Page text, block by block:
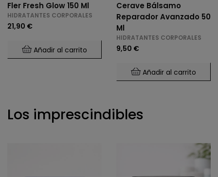
Fler Fresh Glow 150 Ml
HIDRATANTES CORPORALES
21,90 €
Añadir al carrito
Cerave Bálsamo
Reparador Avanzado 50
Ml
HIDRATANTES CORPORALES
9,50 €
Añadir al carrito
Los imprescindibles